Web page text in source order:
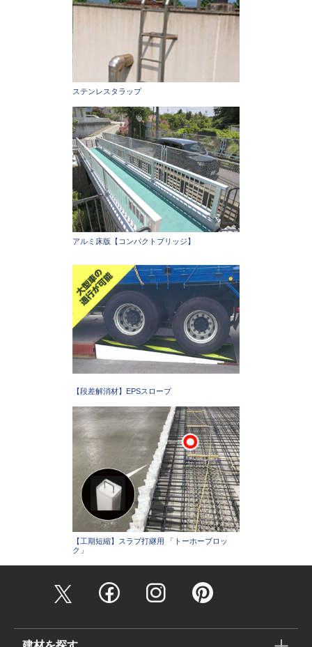
ステンレスタラップ
アルミ床版【コンパクトブリッジ】
【段差解消材】EPSスロープ
【工期短縮】スラブ打継用 「トーホーブロッ
ク」